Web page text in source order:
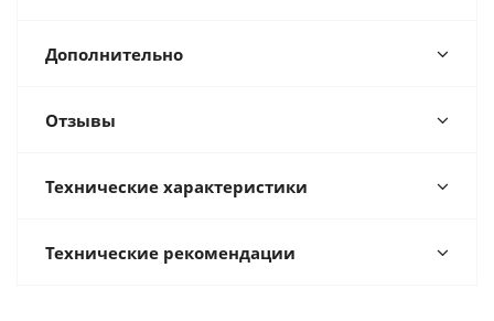
Дополнительно
Отзывы
Технические характеристики
Технические рекомендации